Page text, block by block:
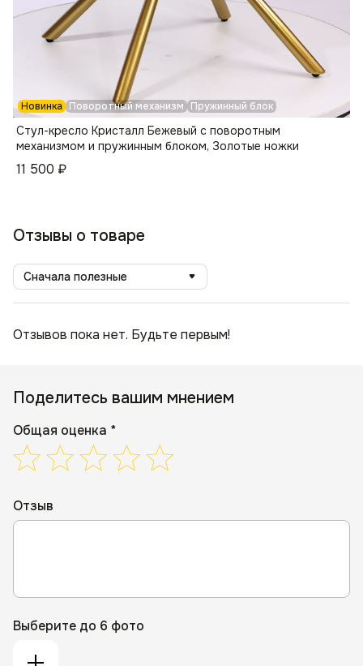
Новинка Поворотный механизм Пружинный блок
Стул-кресло Кристалл Бежевый с поворотным
механизмом и пружинным блоком, Золотые ножки
11 500 ₽
Отзывы о товаре
Сначала полезные
Отзывов пока нет. Будьте первым!
Поделитесь вашим мнением
Общая оценка *
Отзыв
Выберите до 6 фото